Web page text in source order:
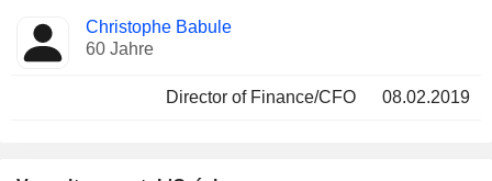
Christophe Babule
60 Jahre
Director of Finance/CFO 08.02.2019